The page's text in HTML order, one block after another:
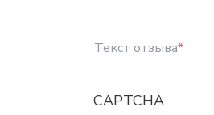
Текст отзыва*
CAPTCHA